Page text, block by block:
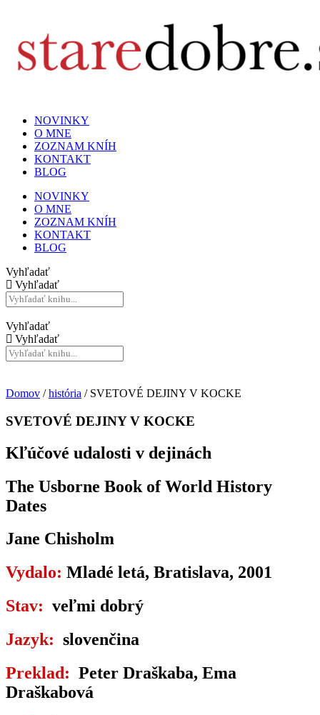
NOVINKY
O MNE
ZOZNAM KNÍH
KONTAKT
BLOG
NOVINKY
O MNE
ZOZNAM KNÍH
KONTAKT
BLOG
Vyhľadať
Vyhľadať
Vyhľadať
Vyhľadať
Domov /história / SVETOVÉ DEJINY V KOCKE
SVETOVÉ DEJINY V KOCKE
Kľúčové udalosti v dejinách
The Usborne Book of World History
Dates
Jane Chisholm
Vydalo: Mladé letá, Bratislava, 2001
Stav: veľmi dobrý
Jazyk: slovenčina
Preklad: Peter Draškaba, Ema
Draškabová